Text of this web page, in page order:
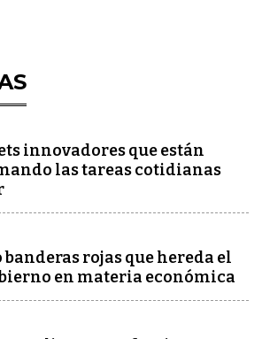
innovadores que están
las tareas cotidianas
banderas rojas que hereda el
en materia económica